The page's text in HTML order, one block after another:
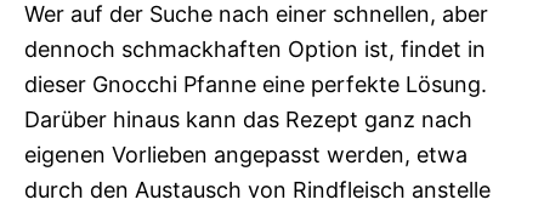
Wer auf der Suche nach einer schnellen, aber
dennoch schmackhaften Option ist, findet in
dieser Gnocchi Pfanne eine perfekte Lösung.
Darüber hinaus kann das Rezept ganz nach
eigenen Vorlieben angepasst werden, etwa
durch den Austausch von Rindfleisch anstelle